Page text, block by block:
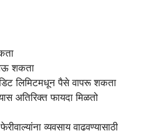
शकता
लिमिटमधून पैसे वापरू शकता
अतिरिक्त फायदा मिळतो
व्यवसाय वाढवण्यासाठी